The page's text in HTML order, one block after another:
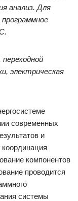
анализ. Для
электрическая
современных
и
компонентов
проводится
системы